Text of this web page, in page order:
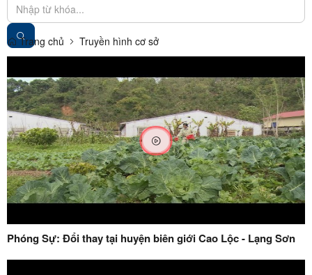
Trang chủ Truyền hình cơ sở
Phóng Sự: Đổi thay tại huyện biên giới Cao Lộc - Lạng Sơn